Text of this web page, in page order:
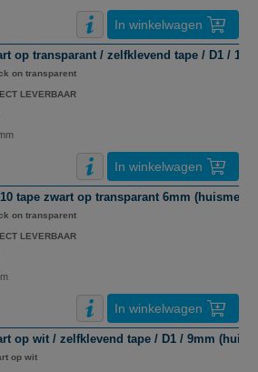
In winkelwagen
op transparant / zelfklevend tape / D1 /
on transparent
LEVERBAAR
In winkelwagen
tape zwart op transparant 6mm (huismerk)
on transparent
LEVERBAAR
In winkelwagen
op wit / zelfklevend tape / D1 / 9mm
op wit